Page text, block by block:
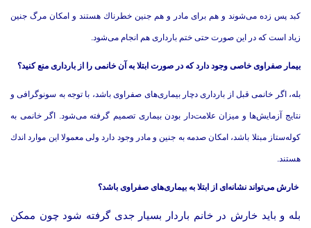
كبد پس زده می‌شوند و هم برای مادر و هم جنین خطرناك هستند و امكان مرگ جنین
زیاد است كه در این صورت حتی ختم بارداری هم انجام می‌شود.
بیمار صفراوی خاصی وجود دارد كه در صورت ابتلا به آن خانمی را از بارداری منع كنید؟
بله، اگر خانمی قبل از بارداری دچار بیماری‌های صفراوی باشد، با توجه به سونوگرافی و
نتایج آزمایش‌ها و میزان علامت‌دار بودن بیماری تصمیم گرفته می‌شود. اگر خانمی به
كوله‌ستاز مبتلا باشد، امكان صدمه به جنین و مادر وجود دارد ولی معمولا این موارد اندك
هستند.
خارش می‌تواند نشانه‌ای از ابتلا به بیماری‌های صفراوی باشد؟
بله و باید خارش در خانم‌ باردار بسیار جدی گرفته شود چون ممكن